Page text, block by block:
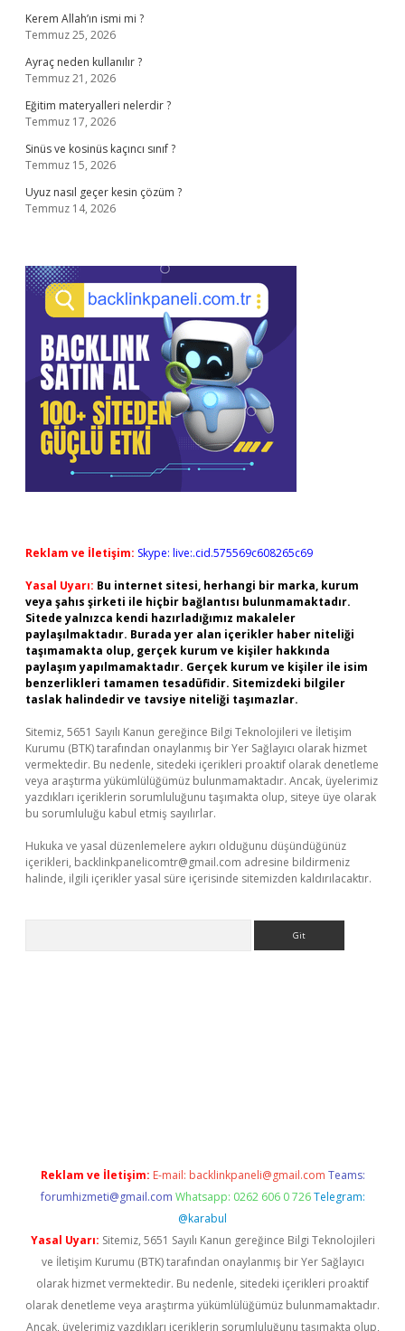
Kerem Allah’ın ismi mi ?
Temmuz 25, 2026
Ayraç neden kullanılır ?
Temmuz 21, 2026
Eğitim materyalleri nelerdir ?
Temmuz 17, 2026
Sinüs ve kosinüs kaçıncı sınıf ?
Temmuz 15, 2026
Uyuz nasıl geçer kesin çözüm ?
Temmuz 14, 2026
Reklam ve İletişim: Skype: live:.cid.575569c608265c69
Yasal Uyarı: Bu internet sitesi, herhangi bir marka, kurum
veya şahıs şirketi ile hiçbir bağlantısı bulunmamaktadır.
Sitede yalnızca kendi hazırladığımız makaleler
paylaşılmaktadır. Burada yer alan içerikler haber niteliği
taşımamakta olup, gerçek kurum ve kişiler hakkında
paylaşım yapılmamaktadır. Gerçek kurum ve kişiler ile isim
benzerlikleri tamamen tesadüfidir. Sitemizdeki bilgiler
taslak halindedir ve tavsiye niteliği taşımazlar.
Sitemiz, 5651 Sayılı Kanun gereğince Bilgi Teknolojileri ve İletişim
Kurumu (BTK) tarafından onaylanmış bir Yer Sağlayıcı olarak hizmet
vermektedir. Bu nedenle, sitedeki içerikleri proaktif olarak denetleme
veya araştırma yükümlülüğümüz bulunmamaktadır. Ancak, üyelerimiz
yazdıkları içeriklerin sorumluluğunu taşımakta olup, siteye üye olarak
bu sorumluluğu kabul etmiş sayılırlar.
Hukuka ve yasal düzenlemelere aykırı olduğunu düşündüğünüz
içerikleri, backlinkpanelicomtr@gmail.com adresine bildirmeniz
halinde, ilgili içerikler yasal süre içerisinde sitemizden kaldırılacaktır.
Reklam ve İletişim: E-mail: backlinkpaneli@gmail.com Teams:
forumhizmeti@gmail.com Whatsapp: 0262 606 0 726 Telegram:
@karabul
Yasal Uyarı: Sitemiz, 5651 Sayılı Kanun gereğince Bilgi Teknolojileri
ve İletişim Kurumu (BTK) tarafından onaylanmış bir Yer Sağlayıcı
olarak hizmet vermektedir. Bu nedenle, sitedeki içerikleri proaktif
olarak denetleme veya araştırma yükümlülüğümüz bulunmamaktadır.
Ancak, üyelerimiz yazdıkları içeriklerin sorumluluğunu taşımakta olup,